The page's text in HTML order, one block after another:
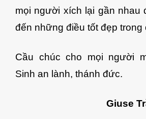
mọi người xích lại gần nhau
đến những điều tốt đẹp trong
Cầu chúc cho mọi người
Sinh an lành, thánh đức.
Giuse